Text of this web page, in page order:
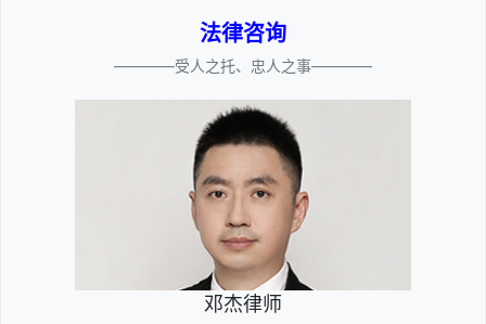
法律咨询
————受人之托、忠人之事————
邓杰律师